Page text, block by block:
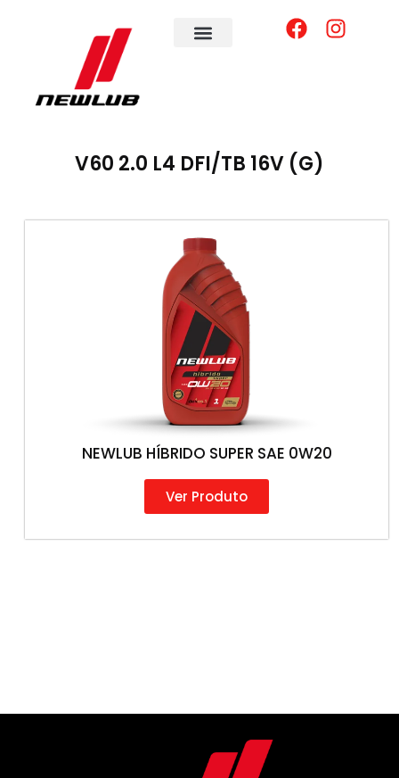
V60 2.0 L4 DFI/TB 16V (G)
NEWLUB HÍBRIDO SUPER SAE 0W20
Ver Produto